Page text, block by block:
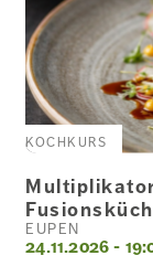
KOCHKURS
EUPEN
24.11.2026 -